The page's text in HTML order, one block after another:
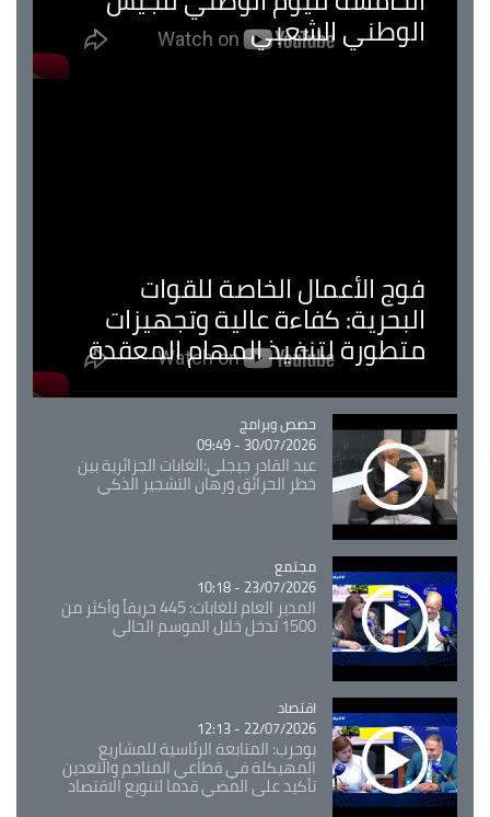
الوطني الشعبي
فوج الأعمال الخاصة للقوات
البحرية: كفاءة عالية وتجهيزات
متطورة لتنفيذ المهام المعقدة
Catégorie
حصص وبرامج
30/07/2026 - 09:49
عبد القادر جيجلي:الغابات الجزائرية بين
خطر الحرائق ورهان التشجير الذكي
Catégorie
مجتمع
23/07/2026 - 10:18
المدير العام للغابات: 445 حريقاً وأكثر من
1500 تدخل خلال الموسم الحالي
Catégorie
اقتصاد
22/07/2026 - 12:13
بوحرب: المتابعة الرئاسية للمشاريع
المهيكلة في قطاعي المناجم والتعدين
تأكيد على المضي قدما لتنويع الاقتصاد